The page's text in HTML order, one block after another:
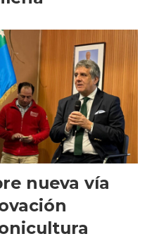
nueva vía